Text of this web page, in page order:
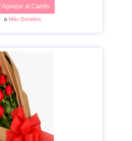
Agregar al Carrito
o Más Detalles